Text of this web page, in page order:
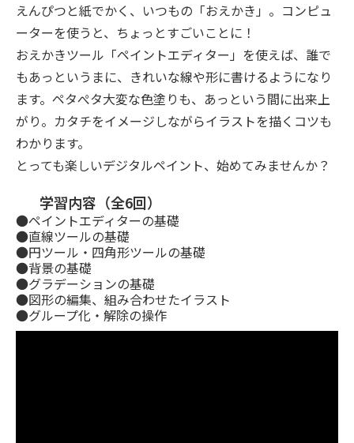
えんぴつと紙でかく、いつもの「おえかき」。コンピュ
ーターを使うと、ちょっとすごいことに！
おえかきツール「ペイントエディター」を使えば、誰で
もあっというまに、きれいな線や形に書けるようになり
ます。ペタぺタ大変な色塗りも、あっという間に出来上
がり。カタチをイメージしながらイラストを描くコツも
わかります。
とっても楽しいデジタルペイント、始めてみませんか？
学習内容（全6回）
●ペイントエディターの基礎
●直線ツールの基礎
●円ツール・四角形ツールの基礎
●背景の基礎
●グラデーションの基礎
●図形の編集、組み合わせたイラスト
●グループ化・解除の操作